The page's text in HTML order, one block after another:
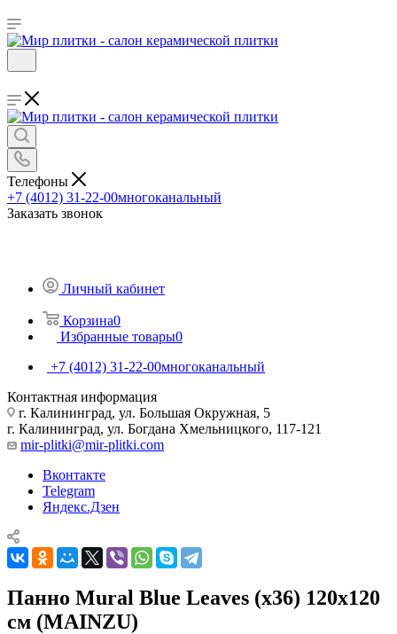
Телефоны
+7 (4012) 31-22-00многоканальный
Заказать звонок
Личный кабинет
Корзина0
Избранные товары0
+7 (4012) 31-22-00многоканальный
Контактная информация
г. Калининград, ул. Большая Окружная, 5
г. Калининград, ул. Богдана Хмельницкого, 117-121
mir-plitki@mir-plitki.com
Вконтакте
Telegram
Яндекс.Дзен
Панно Mural Blue Leaves (x36) 120x120
см (MAINZU)